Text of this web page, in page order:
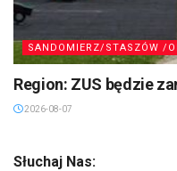
SANDOMIERZ/STASZÓW /
Region: ZUS będzie
2026-08-07
Słuchaj Nas: